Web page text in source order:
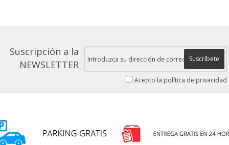
Suscripción a la
NEWSLETTER
Suscríbete
Acepto la política de privacidad